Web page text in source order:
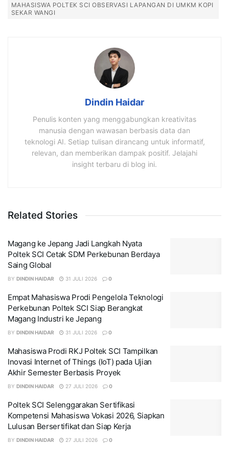
MAHASISWA POLTEK SCI OBSERVASI LAPANGAN DI UMKM KOPI
SEKAR WANGI
Dindin Haidar
Penulis konten yang menggabungkan kreativitas
manusia dengan wawasan berbasis data dan
teknologi AI. Setiap tulisan dirancang untuk informatif,
relevan, dan memberikan dampak positif. Jelajahi
insight terbaru di blog ini.
Related Stories
Magang ke Jepang Jadi Langkah Nyata
Poltek SCI Cetak SDM Perkebunan Berdaya
Saing Global
BY DINDIN HAIDAR 31 JULI 2026 0
Empat Mahasiswa Prodi Pengelola Teknologi
Perkebunan Poltek SCI Siap Berangkat
Magang Industri ke Jepang
BY DINDIN HAIDAR 31 JULI 2026 0
Mahasiswa Prodi RKJ Poltek SCI Tampilkan
Inovasi Internet of Things (IoT) pada Ujian
Akhir Semester Berbasis Proyek
BY DINDIN HAIDAR 27 JULI 2026 0
Poltek SCI Selenggarakan Sertifikasi
Kompetensi Mahasiswa Vokasi 2026, Siapkan
Lulusan Bersertifikat dan Siap Kerja
BY DINDIN HAIDAR 27 JULI 2026 0